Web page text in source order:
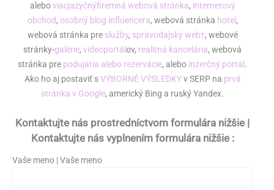
aleboviacjazyčnýfiremná webová stránka, internetový
obchod, osobný blog influencera, webová stránka hotel ,
webová stránka pre služby, spravodajský webт, webové
stránky-galérie, videoportál ov, realitná kancelária, webová
stránka pre podujatia alebo rezervácie, alebo inzerčný portál .
Ako ho aj postaviť sVÝBORNÉ VÝSLEDKYv SERP na prvá
stránka v Google, americký Bing a ruský Yandex.
Kontaktujte nás prostredníctvom formulára nižšie |
Kontaktujte nás vyplnením formulára nižšie :
Vaše meno | Vaše meno